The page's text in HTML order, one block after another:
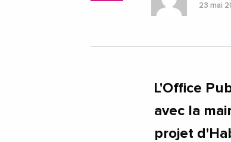
23 mai
L'Office
avec la
projet